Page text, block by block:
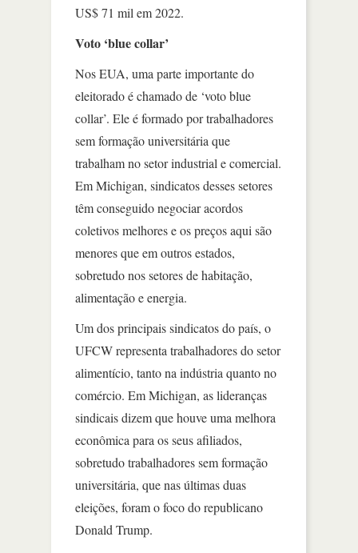
US$ 71 mil em 2022.
Voto ‘blue collar’
Nos EUA, uma parte importante do
eleitorado é chamado de ‘voto blue
collar’. Ele é formado por trabalhadores
sem formação universitária que
trabalham no setor industrial e comercial.
Em Michigan, sindicatos desses setores
têm conseguido negociar acordos
coletivos melhores e os preços aqui são
menores que em outros estados,
sobretudo nos setores de habitação,
alimentação e energia.
Um dos principais sindicatos do país, o
UFCW representa trabalhadores do setor
alimentício, tanto na indústria quanto no
comércio. Em Michigan, as lideranças
sindicais dizem que houve uma melhora
econômica para os seus afiliados,
sobretudo trabalhadores sem formação
universitária, que nas últimas duas
eleições, foram o foco do republicano
Donald Trump.